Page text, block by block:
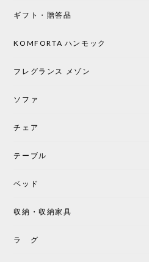
ギフト・贈答品
KOMFORTA ハンモック
フレグランス メゾン
ソファ
チェア
テーブル
ベッド
収納・収納家具
ラ グ